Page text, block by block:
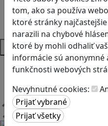
tom, ako sa používa
ktoré stránky
narazili na chybové
ktoré by mohli odhaliť
informácie sú anonymné
funkčnosti webových
Nevyhnutné cookies:
Strategické myslenie
Zdravie a pohyb
Platformy
Android
Stolové, kartové
Načítam blogy